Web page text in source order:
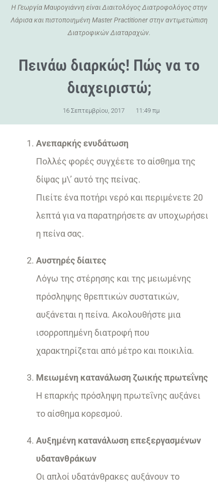
Η Γεωργία Μαυρογιάννη είναι Διαιτολόγος Διατροφολόγος στην
Λάρισα και πιστοποιημένη Master Practitioner στην αντιμετώπιση
Διατροφικών Διαταραχών.
Πεινάω διαρκώς! Πώς να το
διαχειριστώ;
16 Σεπτεμβρίου, 2017 11:49 πμ
Ανεπαρκής ενυδάτωση
Πολλές φορές συγχέετε το αίσθημα της
δίψας μ\’ αυτό της πείνας.
Πιείτε ένα ποτήρι νερό και περιμένετε 20
λεπτά για να παρατηρήσετε αν υποχωρήσει
η πείνα σας.
Αυστηρές δίαιτες
Λόγω της στέρησης και της μειωμένης
πρόσληψης θρεπτικών συστατικών,
αυξάνεται η πείνα. Ακολουθήστε μια
ισορροπημένη διατροφή που
χαρακτηρίζεται από μέτρο και ποικιλία.
Μειωμένη κατανάλωση ζωικής πρωτεΐνης
Η επαρκής πρόσληψη πρωτεΐνης αυξάνει
το αίσθημα κορεσμού.
Αυξημένη κατανάλωση επεξεργασμένων
υδατανθράκων
Οι απλοί υδατάνθρακες αυξάνουν το